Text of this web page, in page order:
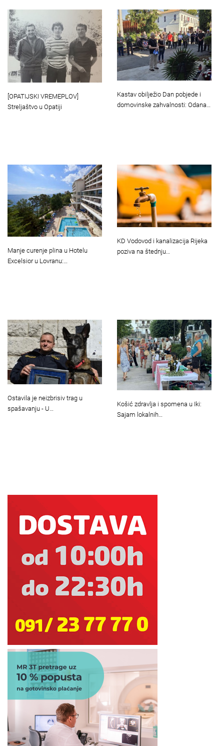
[OPATIJSKI VREMEPLOV]
Streljaštvo u Opatiji
Kastav obilježio Dan pobjede i
domovinske zahvalnosti: Odana…
Manje curenje plina u Hotelu
Excelsior u Lovranu:…
KD Vodovod i kanalizacija Rijeka
poziva na štednju…
Ostavila je neizbrisiv trag u
spašavanju - U…
Košić zdravlja i spomena u Iki:
Sajam lokalnih…